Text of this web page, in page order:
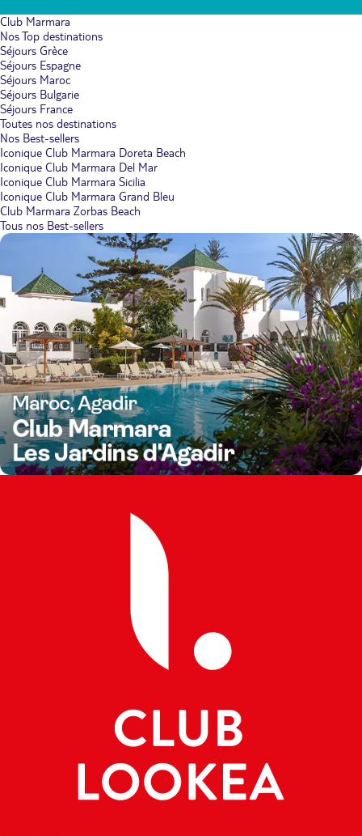
Club Marmara
Nos Top destinations
Séjours Grèce
Séjours Espagne
Séjours Maroc
Séjours Bulgarie
Séjours France
Toutes nos destinations
Nos Best-sellers
Iconique Club Marmara Doreta Beach
Iconique Club Marmara Del Mar
Iconique Club Marmara Sicilia
Iconique Club Marmara Grand Bleu
Club Marmara Zorbas Beach
Tous nos Best-sellers